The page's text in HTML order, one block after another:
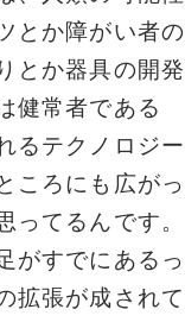
とか障がい者の
とか器具の開発
健常者である
るテクノロジー
ころにも広がっ
ってるんです。
がすでにあるっ
拡張が成されて